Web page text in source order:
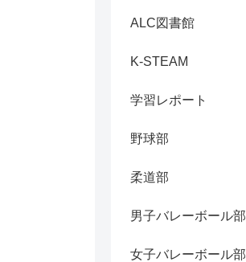
ALC図書館
K-STEAM
学習レポート
野球部
柔道部
男子バレーボール部
女子バレーボール部